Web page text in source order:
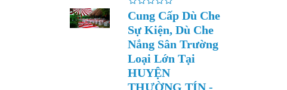
Cung Cấp Dù Che
Sự Kiện, Dù Che
Nắng Sân Trường
Loại Lớn Tại
HUYỆN
THƯỜNG TÍN -